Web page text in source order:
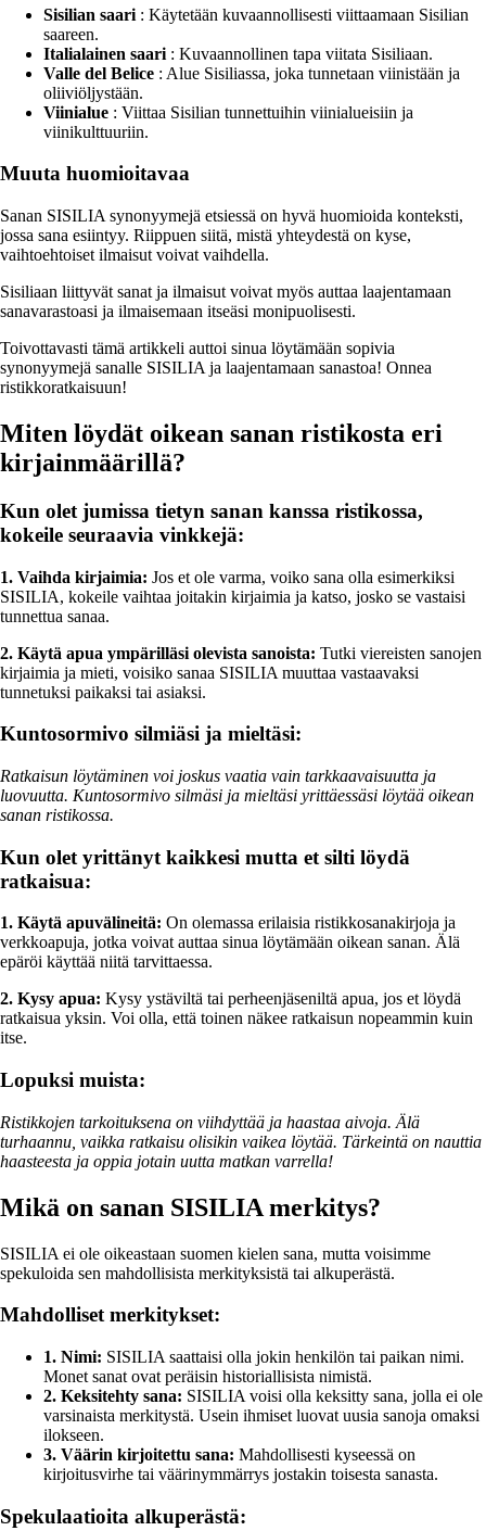
Sisilian saari : Käytetään kuvaannollisesti viittaamaan Sisilian
saareen.
Italialainen saari : Kuvaannollinen tapa viitata Sisiliaan.
Valle del Belice : Alue Sisiliassa, joka tunnetaan viinistään ja
oliiviöljystään.
Viinialue : Viittaa Sisilian tunnettuihin viinialueisiin ja
viinikulttuuriin.
Muuta huomioitavaa
Sanan SISILIA synonyymejä etsiessä on hyvä huomioida konteksti,
jossa sana esiintyy. Riippuen siitä, mistä yhteydestä on kyse,
vaihtoehtoiset ilmaisut voivat vaihdella.
Sisiliaan liittyvät sanat ja ilmaisut voivat myös auttaa laajentamaan
sanavarastoasi ja ilmaisemaan itseäsi monipuolisesti.
Toivottavasti tämä artikkeli auttoi sinua löytämään sopivia
synonyymejä sanalle SISILIA ja laajentamaan sanastoa! Onnea
ristikkoratkaisuun!
Miten löydät oikean sanan ristikosta eri
kirjainmäärillä?
Kun olet jumissa tietyn sanan kanssa ristikossa,
kokeile seuraavia vinkkejä:
1. Vaihda kirjaimia: Jos et ole varma, voiko sana olla esimerkiksi
SISILIA, kokeile vaihtaa joitakin kirjaimia ja katso, josko se vastaisi
tunnettua sanaa.
2. Käytä apua ympärilläsi olevista sanoista: Tutki viereisten sanojen
kirjaimia ja mieti, voisiko sanaa SISILIA muuttaa vastaavaksi
tunnetuksi paikaksi tai asiaksi.
Kuntosormivo silmiäsi ja mieltäsi:
Ratkaisun löytäminen voi joskus vaatia vain tarkkaavaisuutta ja
luovuutta. Kuntosormivo silmäsi ja mieltäsi yrittäessäsi löytää oikean
sanan ristikossa.
Kun olet yrittänyt kaikkesi mutta et silti löydä
ratkaisua:
1. Käytä apuvälineitä: On olemassa erilaisia ristikkosanakirjoja ja
verkkoapuja, jotka voivat auttaa sinua löytämään oikean sanan. Älä
epäröi käyttää niitä tarvittaessa.
2. Kysy apua: Kysy ystäviltä tai perheenjäseniltä apua, jos et löydä
ratkaisua yksin. Voi olla, että toinen näkee ratkaisun nopeammin kuin
itse.
Lopuksi muista:
Ristikkojen tarkoituksena on viihdyttää ja haastaa aivoja. Älä
turhaannu, vaikka ratkaisu olisikin vaikea löytää. Tärkeintä on nauttia
haasteesta ja oppia jotain uutta matkan varrella!
Mikä on sanan SISILIA merkitys?
SISILIA ei ole oikeastaan suomen kielen sana, mutta voisimme
spekuloida sen mahdollisista merkityksistä tai alkuperästä.
Mahdolliset merkitykset:
1. Nimi: SISILIA saattaisi olla jokin henkilön tai paikan nimi.
Monet sanat ovat peräisin historiallisista nimistä.
2. Keksitehty sana: SISILIA voisi olla keksitty sana, jolla ei ole
varsinaista merkitystä. Usein ihmiset luovat uusia sanoja omaksi
ilokseen.
3. Väärin kirjoitettu sana: Mahdollisesti kyseessä on
kirjoitusvirhe tai väärinymmärrys jostakin toisesta sanasta.
Spekulaatioita alkuperästä: